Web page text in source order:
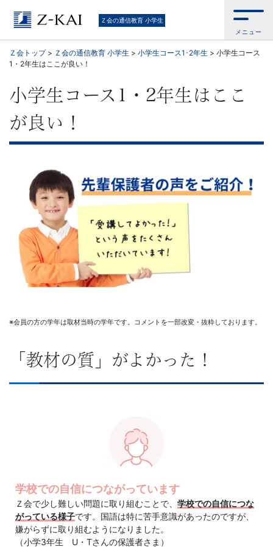
Ｚ
会
の
教
材
か
的
な
設
Ｚ会の通信教育 小学生
メニュー
Ｚ会トップ> Ｚ会の通信教育 小学生 > 小学生コース1･2年生 > 小学生コース
1・2年生はここが良い！
小学生コース1・2年生はここ
が良い！
※会員の方の学年は取材当時の学年です。コメントを一部改変・抜粋しております。
「教材の質」がよかった！
学校での自信につながっています
Ｚ会で少し難しい問題に取り組むことで、 学校での自信につな
がっている様子です。国語は特に苦手意識があったのですが、
嫌がらずに取り組むようになりました。
（小学3年生 U・Tさんの保護者さま）